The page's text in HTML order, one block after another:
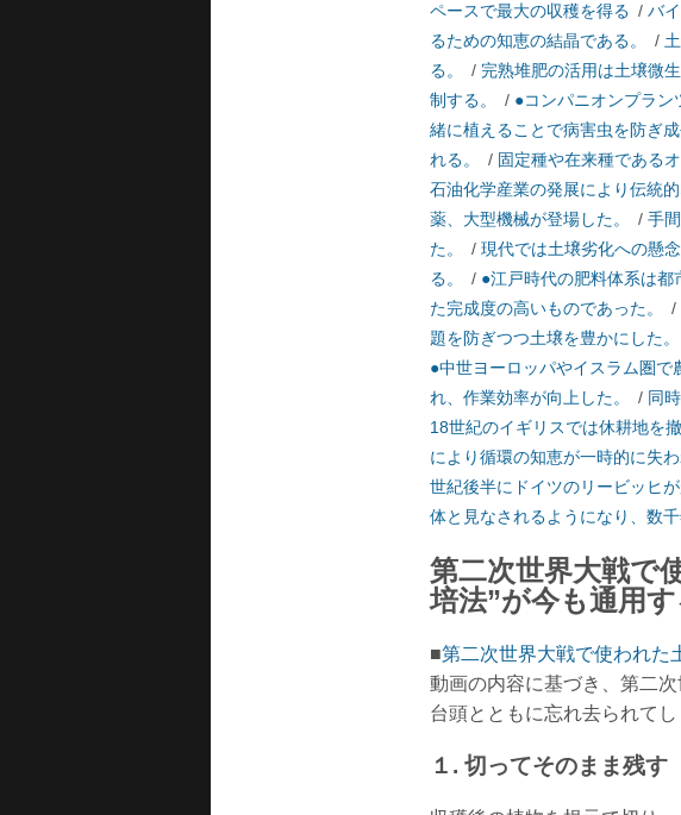
ペースで最大の収穫を得る / バ
るための知恵の結晶である。
/
る。
/ 完熟堆肥の活用は土壌微
制する。
/ ●コンパニオンプラン
緒に植えることで病害虫を防ぎ成
れる。
/ 固定種や在来種である
石油化学産業の発展により伝統
薬、大型機械が登場した。
/ 手
た。
/ 現代では土壌劣化への懸
る。
/ ●江戸時代の肥料体系は
た完成度の高いものであった。
/
題を防ぎつつ土壌を豊かにした。
●中世ヨーロッパやイスラム圏で
れ、作業効率が向上した。
/ 同
18世紀のイギリスでは休耕地を
により循環の知恵が一時的に失
世紀後半にドイツのリービッヒ
体と見なされるようになり、数
第二次世界大戦で
培法”が今も通用
■第二次世界大戦で使われた
動画の内容に基づき、第二
台頭とともに忘れ去られて
１. 切ってそのまま残す